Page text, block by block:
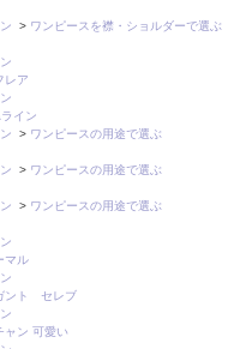
> ワンピースを襟・ショルダーで選ぶ
レア
イン
> ワンピースの用途で選ぶ
> ワンピースの用途で選ぶ
> ワンピースの用途で選ぶ
マル
ント セレブ
ャン 可愛い